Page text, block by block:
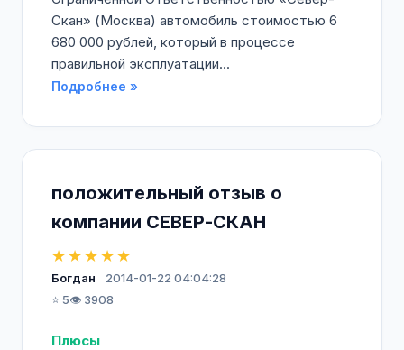
Скан» (Москва) автомобиль стоимостью 6
680 000 рублей, который в процессе
правильной эксплуатации...
Подробнее »
положительный отзыв о
компании СЕВЕР-СКАН
★★★★★
Богдан
2014-01-22 04:04:28
⭐ 5👁️ 3908
Плюсы